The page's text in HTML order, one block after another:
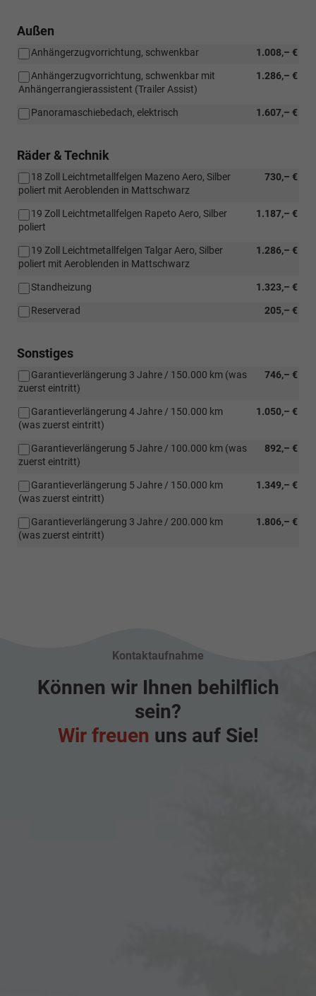
Außen
1.008,– €
Anhängerzugvorrichtung, schwenkbar
1.286,– €
Anhängerzugvorrichtung, schwenkbar mit
Anhängerrangierassistent (Trailer Assist)
1.607,– €
Panoramaschiebedach, elektrisch
Räder & Technik
730,– €
18 Zoll Leichtmetallfelgen Mazeno Aero, Silber
poliert mit Aeroblenden in Mattschwarz
1.187,– €
19 Zoll Leichtmetallfelgen Rapeto Aero, Silber
poliert
1.286,– €
19 Zoll Leichtmetallfelgen Talgar Aero, Silber
poliert mit Aeroblenden in Mattschwarz
1.323,– €
Standheizung
205,– €
Reserverad
Sonstiges
746,– €
Garantieverlängerung 3 Jahre / 150.000 km (was
zuerst eintritt)
1.050,– €
Garantieverlängerung 4 Jahre / 150.000 km
(was zuerst eintritt)
892,– €
Garantieverlängerung 5 Jahre / 100.000 km (was
zuerst eintritt)
1.349,– €
Garantieverlängerung 5 Jahre / 150.000 km
(was zuerst eintritt)
1.806,– €
Garantieverlängerung 3 Jahre / 200.000 km
(was zuerst eintritt)
Kontaktaufnahme
Können wir Ihnen behilflich
sein?
Wir freuen uns auf Sie!